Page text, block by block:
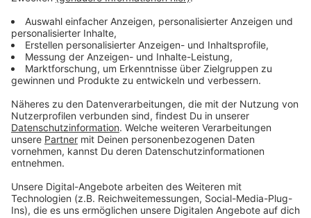
sich zunächst vorschriftsmäßig mit gezogener Waffe
in eine "gedeckte Feuerstellung" begeben. Statt ihren
Kollegen zu helfen, soll zuerst N.A. und anschließend
auch P.B. geflohen sein, heißt es in der offiziellen
sich in der Hauptverhandlung wohl zeigen.
Ihnen wird vorgeworfen, dass ihnen bewusst gewesen
sei, dass sie ihre Kollegen dadurch "der Gefahr
erheblicher Verletzungen" aussetzen würden.
Durch ihre Dienstausübung hätten sie sich jedoch
verpflichtet, Leib und Leben ihrer bedrohten Kollegen